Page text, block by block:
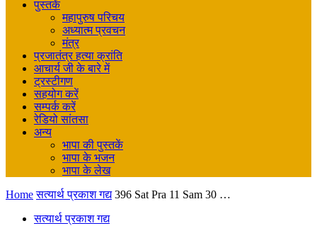
पुस्तकें
महापुरुष परिचय
अध्यात्म प्रवचन
मंत्र
प्रजातंत्र हत्या क्रांति
आचार्य जी के बारे में
ट्रस्टीगण
सहयोग करें
सम्पर्क करें
रेडियो सांतसा
अन्य
भापा की पुस्तकें
भापा के भजन
भापा के लेख
Home सत्यार्थ प्रकाश गद्य 396 Sat Pra 11 Sam 30 …
सत्यार्थ प्रकाश गद्य